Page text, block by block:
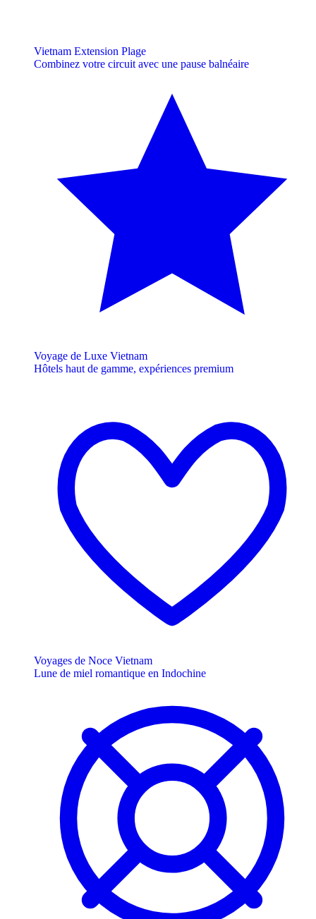
Vietnam Extension Plage
Combinez votre circuit avec une pause balnéaire
Voyage de Luxe Vietnam
Hôtels haut de gamme, expériences premium
Voyages de Noce Vietnam
Lune de miel romantique en Indochine